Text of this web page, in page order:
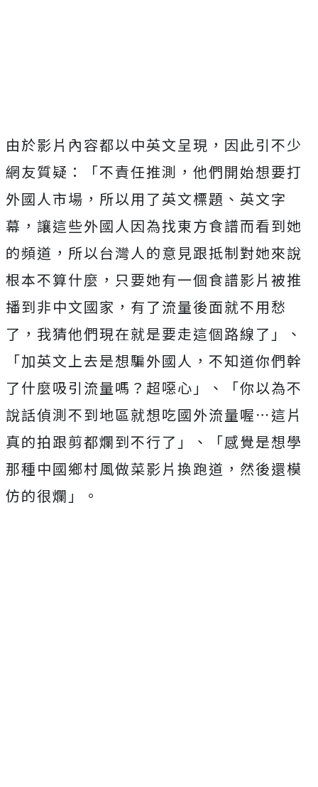
由於影片內容都以中英文呈現，因此引不少
網友質疑：
「不責任推測，他們開始想要打
外國人市場，所以用了英文標題、英文字
幕，讓這些外國人因為找東方食譜而看到她
的頻道，所以台灣人的意見跟抵制對她來說
根本不算什麼，只要她有一個食譜影片被推
播到非中文國家，有了流量後面就不用愁
了，我猜他們現在就是要走這個路線了」、
「加英文上去是想騙外國人，不知道你們幹
了什麼吸引流量嗎？超噁心」、「你以為不
說話偵測不到地區就想吃國外流量喔⋯這片
真的拍跟剪都爛到不行了」、「感覺是想學
那種中國鄉村風做菜影片換跑道，然後還模
仿的很爛」。